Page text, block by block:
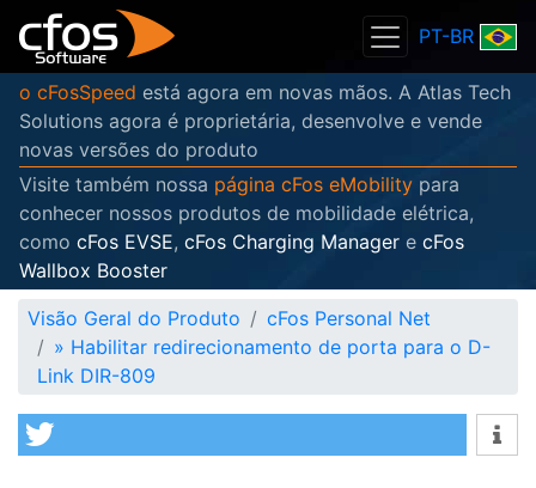
PT-BR
o cFosSpeed está agora em novas mãos. A Atlas Tech
Solutions agora é proprietária, desenvolve e vende
novas versões do produto
Visite também nossa página cFos eMobility para
conhecer nossos produtos de mobilidade elétrica,
como cFos EVSE, cFos Charging Manager e cFos
Wallbox Booster
Visão Geral do Produto
cFos Personal Net
» Habilitar redirecionamento de porta para o D-
Link DIR-809